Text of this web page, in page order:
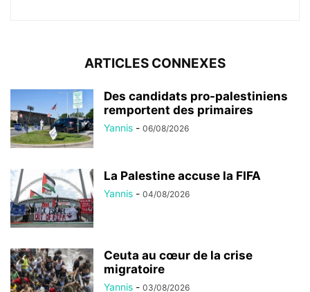
ARTICLES CONNEXES
Des candidats pro-palestiniens
remportent des primaires
Yannis - 06/08/2026
La Palestine accuse la FIFA
Yannis - 04/08/2026
Ceuta au cœur de la crise
migratoire
Yannis - 03/08/2026